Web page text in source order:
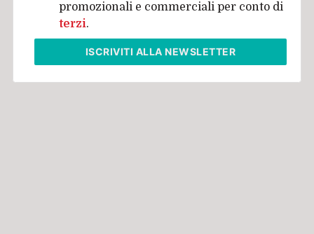
promozionali e commerciali per conto di
terzi.
ISCRIVITI ALLA NEWSLETTER